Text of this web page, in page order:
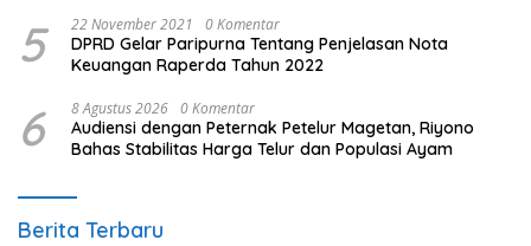
5 22 November 2021 0 Komentar
DPRD Gelar Paripurna Tentang Penjelasan Nota
Keuangan Raperda Tahun 2022
6 8 Agustus 2026 0 Komentar
Audiensi dengan Peternak Petelur Magetan, Riyono
Bahas Stabilitas Harga Telur dan Populasi Ayam
Berita Terbaru